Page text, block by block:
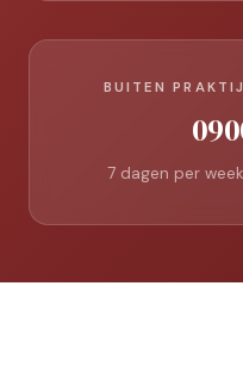
BUITEN
7 dagen per